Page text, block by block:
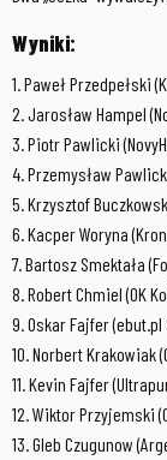
Wyniki:
1. Paweł Przedpełski
2. Jarosław Hampel
3. Piotr Pawlicki
4. Przemysław
5. Krzysztof
6. Kacper Woryna
7. Bartosz Smektała
8. Robert Chmiel (OK
9. Oskar Fajfer (ebut.pl
10. Norbert Krakowiak
11. Kevin Fajfer
12. Wiktor Przyjemski
13. Gleb Czugunow